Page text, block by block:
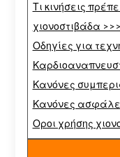
Τι κινήσεις
χιονοστιβάδα >>>
Οδηγίες για
Κανόνες
Κανόνες
Οροι χρήσης